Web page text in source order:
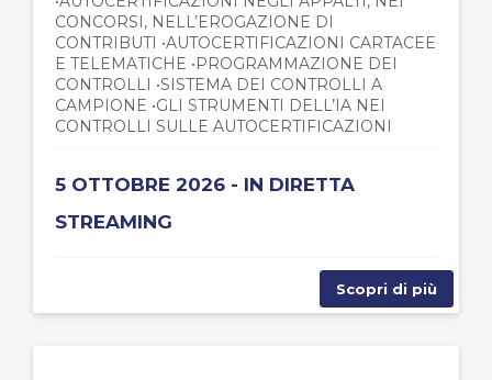
CONCORSI, NELL’EROGAZIONE DI
CONTRIBUTI •AUTOCERTIFICAZIONI CARTACEE
E TELEMATICHE •PROGRAMMAZIONE DEI
CONTROLLI •SISTEMA DEI CONTROLLI A
CAMPIONE •GLI STRUMENTI DELL’IA NEI
CONTROLLI SULLE AUTOCERTIFICAZIONI
5 OTTOBRE 2026 - IN DIRETTA
STREAMING
Scopri di più